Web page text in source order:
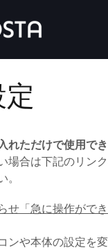
れただけで使用でき
場合は下記のリン
。
せ「急に操作がで
ンや本体の設定を